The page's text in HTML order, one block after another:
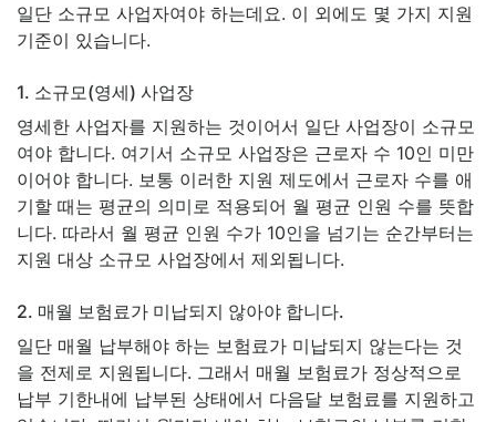
일단 소규모 사업자여야 하는데요. 이 외에도 몇 가지 지원
기준이 있습니다.
1. 소규모(영세) 사업장
영세한 사업자를 지원하는 것이어서 일단 사업장이 소규모
여야 합니다. 여기서 소규모 사업장은 근로자 수 10인 미만
이어야 합니다. 보통 이러한 지원 제도에서 근로자 수를 애
기할 때는 평균의 의미로 적용되어 월 평균 인원 수를 뜻합
니다. 따라서 월 평균 인원 수가 10인을 넘기는 순간부터는
지원 대상 소규모 사업장에서 제외됩니다.
2. 매월 보험료가 미납되지 않아야 합니다.
일단 매월 납부해야 하는 보험료가 미납되지 않는다는 것
을 전제로 지원됩니다. 그래서 매월 보험료가 정상적으로
납부 기한내에 납부된 상태에서 다음달 보험료를 지원하고